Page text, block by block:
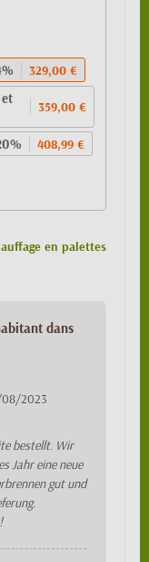
329,00 €
359,00 €
408,99 €
en palettes
dans
2023
bestellt. Wir
Jahr eine neue
gut und